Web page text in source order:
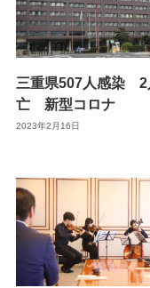
三重県507人感染 2
亡 新型コロナ
2023年2月16日